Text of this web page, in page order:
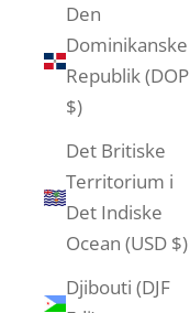
Den
Dominikanske
Republik (DOP
$)
Det Britiske
Territorium i
Det Indiske
Ocean (USD $)
Djibouti (DJF